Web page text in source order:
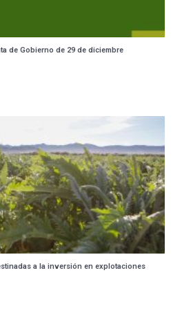
de Gobierno de 29 de diciembre
a la inversión en explotaciones